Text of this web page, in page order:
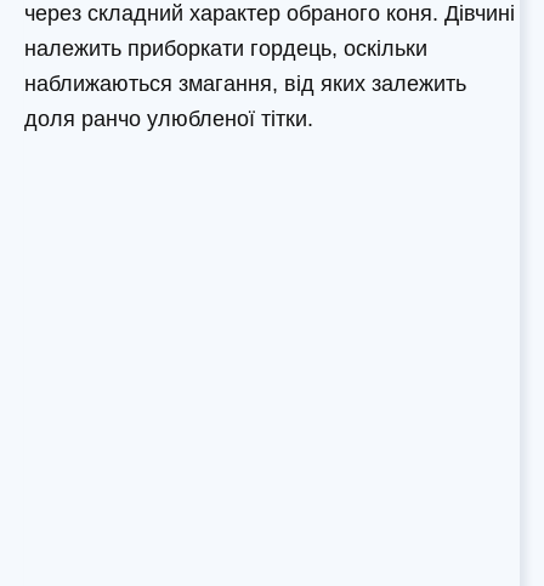
через складний характер обраного коня. Дівчині
належить приборкати гордець, оскільки
наближаються змагання, від яких залежить
доля ранчо улюбленої тітки.